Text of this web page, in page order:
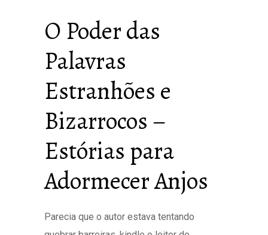
O Poder das
Palavras
Estranhões e
Bizarrocos –
Estórias para
Adormecer Anjos
Parecia que o autor estava tentando